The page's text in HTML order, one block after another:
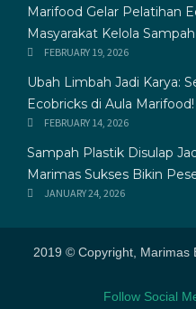
Marifood Gelar Pelatihan
Masyarakat Kelola
FEBRUARY 19, 2026
Ubah Limbah Jadi Karya:
Ecobricks di Aula Marifood!
FEBRUARY 14, 2026
Sampah Plastik Disulap
Marimas Sukses Bikin
JANUARY 24, 2026
2019 © Copyright, Marimas
Follow Social